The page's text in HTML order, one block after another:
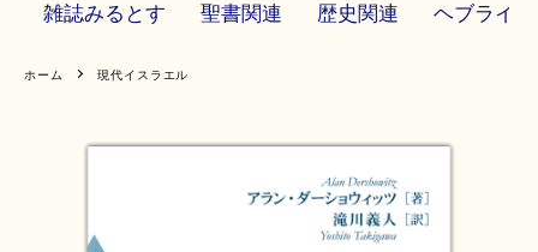
雑誌みるとす 聖書関連 歴史関連 ヘブライ
ホーム 現代イスラエル